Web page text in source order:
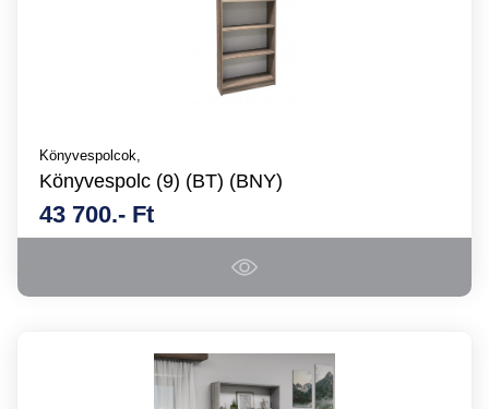
Könyvespolcok,
Könyvespolc (9) (BT) (BNY)
43 700.- Ft